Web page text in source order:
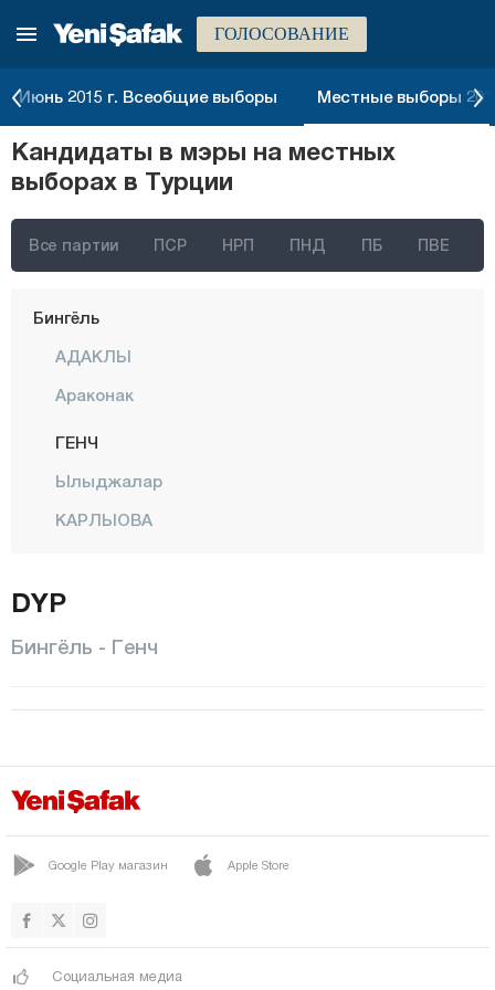
ГОЛОСОВАНИЕ
Июнь 2015 г. Всеобщие выборы Местные выборы
Кандидаты в мэры на местных
выборах в Турции
Все партии ПСР НРП ПНД ПБ ПВЕ
Артвин
Бартын
Батман
Биледжик
Бингёль
АДАКЛЫ
Араконак
ГЕНЧ
Ылыджалар
КАРЛЫОВА
Центр
Санджак
ЯЙЛАДЕРЕ
Битлис
Бурдур
Чанаккале
Чанкыры
DYP
Бингёль - Генч
Google Play магазин Apple Store
Социальная медиа